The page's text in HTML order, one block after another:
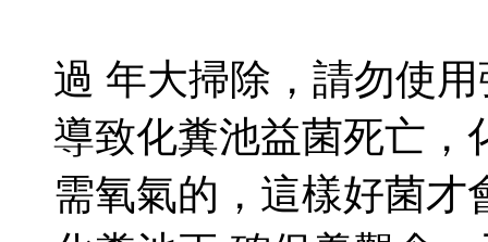
過 年大掃除，請勿使
導致化糞池益菌死亡，
需氧氣的，這樣好菌